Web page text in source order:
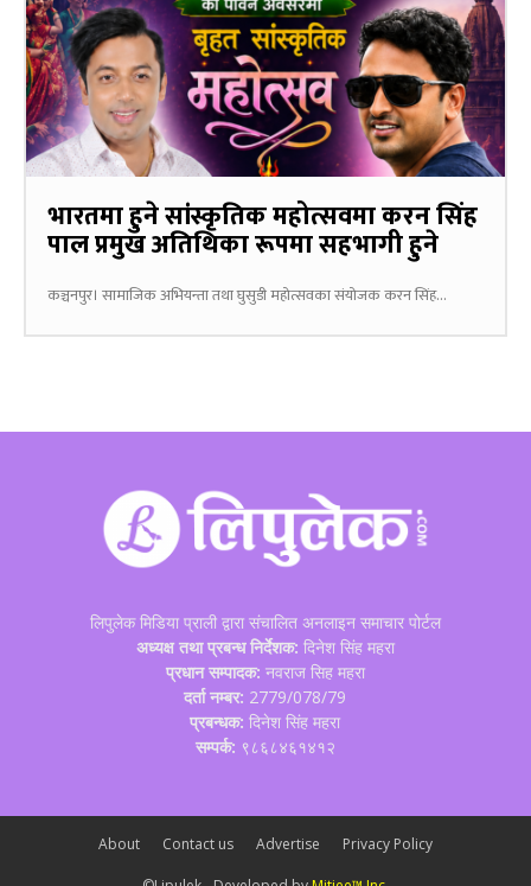
भारतमा हुने सांस्कृतिक महोत्सवमा करन सिंह
पाल प्रमुख अतिथिका रूपमा सहभागी हुने
कञ्चनपुर। सामाजिक अभियन्ता तथा घुसुडी महोत्सवका संयोजक करन सिंह...
लिपुलेक मिडिया प्राली द्वारा संचालित अनलाइन समाचार पोर्टल
अध्यक्ष तथा प्रबन्ध निर्देशक: दिनेश सिंह महरा
प्रधान सम्पादक: नवराज सिह महरा
दर्ता नम्बर: 2779/078/79
प्रबन्धक: दिनेश सिंह महरा
सम्पर्क: ९८६८४६१४१२
About Contact us Advertise Privacy Policy